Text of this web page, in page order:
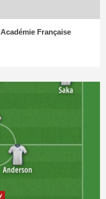
Française